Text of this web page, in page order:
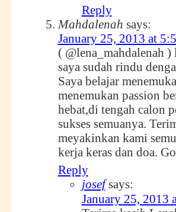
Reply
Mahdalenah says:
January 25, 2013 at
( @lena_mahdalenah
saya sudah rindu
Saya belajar
menemukan passion
hebat,di tengah calon
sukses semuanya.
meyakinkan kami
kerja keras dan doa.
Reply
josef says:
January 25, 2013